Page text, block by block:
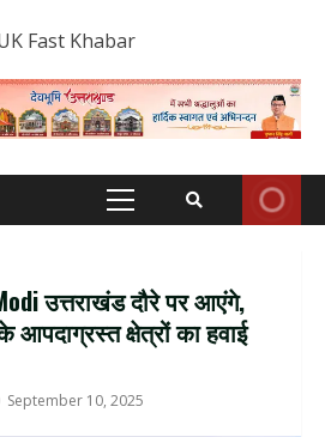
Primary
उत्तराखंड दौरे पर आएंगे,
आपदाग्रस्त क्षेत्रों का हवाई
September 10, 2025